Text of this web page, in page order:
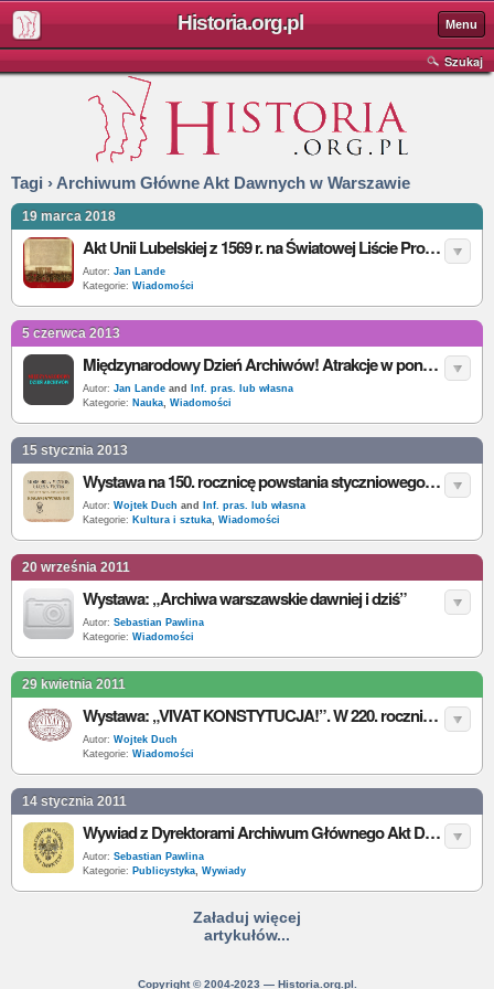
Historia.org.pl Menu
Szukaj
Tagi › Archiwum Główne Akt Dawnych w Warszawie
19 marca 2018
Akt Unii Lubelskiej z 1569 r. na Światowej Liście Programu UNESCO „Pamięć Świata”
Autor: Jan Lande
Kategorie: Wiadomości
5 czerwca 2013
Międzynarodowy Dzień Archiwów! Atrakcje w ponad 20 miastach Polski
Autor: Jan Lande and
Inf. pras. lub własna
Kategorie: Nauka, Wiadomości
15 stycznia 2013
Wystawa na 150. rocznicę powstania styczniowego: „Mors sola victris, gloria victis”
Autor: Wojtek Duch and
Inf. pras. lub własna
Kategorie: Kultura i sztuka, Wiadomości
20 września 2011
Wystawa: „Archiwa warszawskie dawniej i dziś”
Autor: Sebastian Pawlina
Kategorie: Wiadomości
29 kwietnia 2011
Wystawa: „VIVAT KONSTYTUCJA!”. W 220. rocznicę Konstytucji 3 maja
Autor: Wojtek Duch
Kategorie: Wiadomości
14 stycznia 2011
Wywiad z Dyrektorami Archiwum Głównego Akt Dawnych
Autor: Sebastian Pawlina
Kategorie: Publicystyka, Wywiady
Załaduj więcej
artykułów...
Copyright © 2004-2023 — Historia.org.pl.